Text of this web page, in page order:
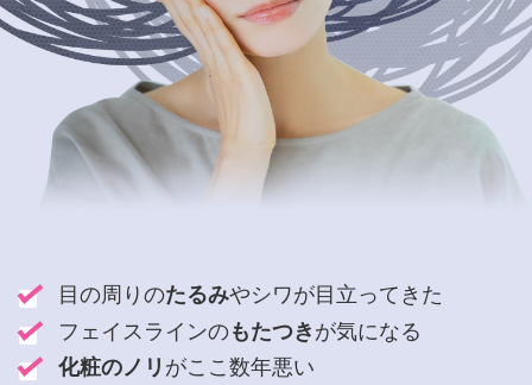
目の周りのたるみやシワが目立ってきた
フェイスラインのもたつき が気になる
化粧のノリ がここ数年悪い